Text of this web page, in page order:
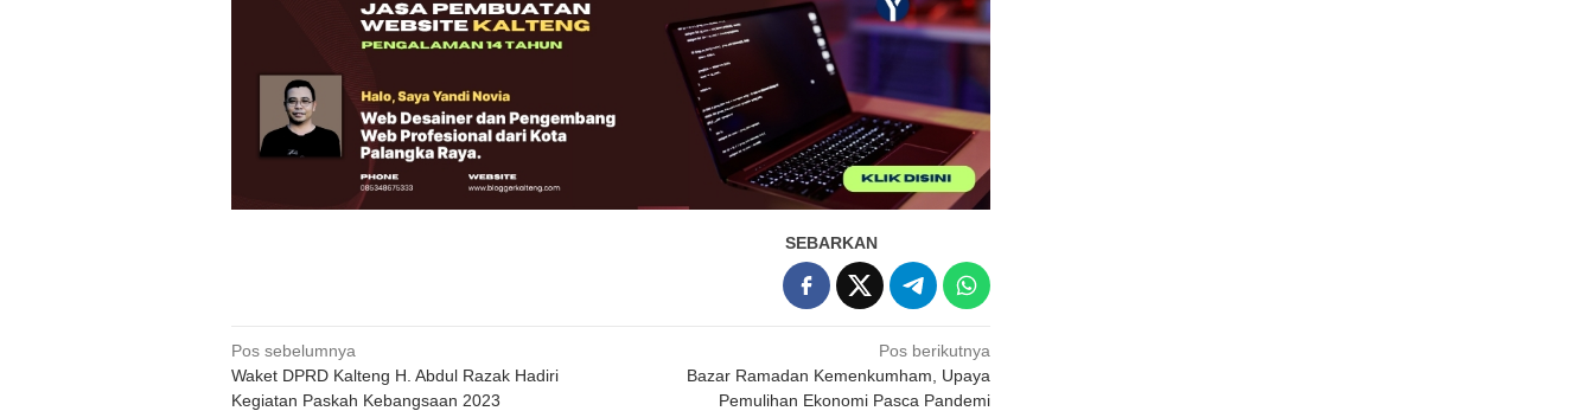
SEBARKAN
Navigasi
pos
Pos sebelumnya
Waket DPRD Kalteng H. Abdul Razak Hadiri
Kegiatan Paskah Kebangsaan 2023
Pos berikutnya
Bazar Ramadan Kemenkumham, Upaya
Pemulihan Ekonomi Pasca Pandemi